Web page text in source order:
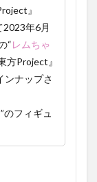
』
2023年6月
“レムちゃ
方Project』
ンナップさ
”のフィギュ